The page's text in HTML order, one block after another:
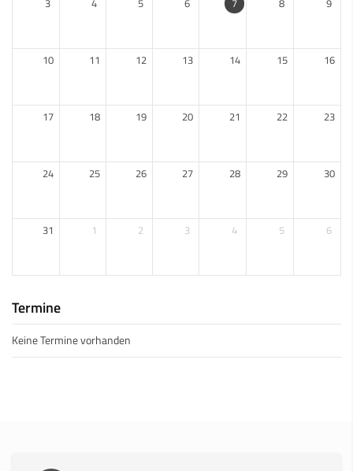
3 4 5 6 7 8 9
10 11 12 13 14 15 16
17 18 19 20 21 22 23
24 25 26 27 28 29 30
31 1 2 3 4 5 6
Termine
Keine Termine vorhanden